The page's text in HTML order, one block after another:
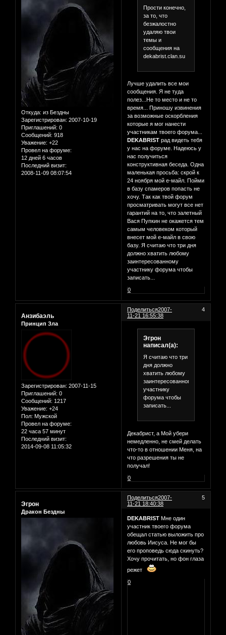
Откуда: из Бездны
Зарегистрирован: 2007-10-19
Приглашений: 0
Сообщений: 918
Уважение: +22
Провел на форуме:
12 дней 6 часов
Последний визит:
2008-11-09 08:07:54
Прости конечно,
за то, что
безжалостно
удаляю твои
темы и
сообщения на
dekabrist.clan.su
Лучше удалить все мои
сообщения. Я не туда
полез...Не то место и не то
время... Приношу извинения
за возможные оскорбления
которые я мог нанести
участникам твоего форума...
DEKABRIST рад видеть тебя
у нас на форуме. Надеюсь у
нас получиться
конструктивная беседа. Одна
маленькая просьба: скрой к
24 ноября мой е-майл. Пойми
в базу спамеров попасть не
хочу. Так как твой форум
просматривать могут все нет
гарантий на то, что залетный
Вася Пупкин не окажется тем
самым человеком который
внесет мой е-майл в свою
базу. Я считаю что три дня
должно хватить любому
заинтересованному
участнику форума чтобы
записать...
0
Поделиться 4
2007-
11-21 16:55:38
Анзибаэль
Принцип Зла
Зарегистрирован: 2007-11-15
Приглашений: 0
Сообщений: 1217
Уважение: +24
Пол: Мужской
Провел на форуме:
22 часа 57 минут
Последний визит:
2014-09-08 11:05:32
Эгрон
написал(а):
Я считаю что три
дня должно
хватить любому
заинтересованному
участнику
форума чтобы
записать...
Декабрист, а Мой убери
немедленно, не смей делать
что-то в отношении Меня, на
что разрешения ты не
получал!
0
Поделиться 5
2007-
11-21 18:40:38
Эгрон
Дракон Бездны
DEKABRIST Мне один
участник твоего форума
обещал статью выложить про
любовь Иисуса. Не мог бы
его проповедь сюда скинуть?
Хочу прочитать, но фон глаза
режет
0